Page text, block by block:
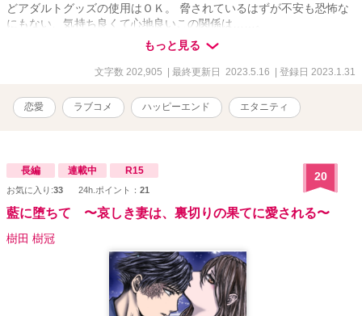
どアダルトグッズの使用はＯＫ。 脅されているはずが不安も恐怖な
にもない、気持ち良くて心地良いこの関係は……。
・・・・・・・・・・・・ ・脅されて云々とありますが脅され要素
は薄いです。無理やり感は皆無で甘々です。 ・ムーンライトノベル
にも掲載中です。 ・R18シーンにはタイトル後に※をつけていま
もっと見る
文字数 202,905 | 最終更新日 2023.5.16 | 登録日 2023.1.31
恋愛 ラブコメ ハッピーエンド エタニティ
長編 連載中 R15
お気に入り:33 24h.ポイント： 21
20
藍に堕ちて 〜哀しき妻は、裏切りの果てに愛される〜
樹田 樹冠